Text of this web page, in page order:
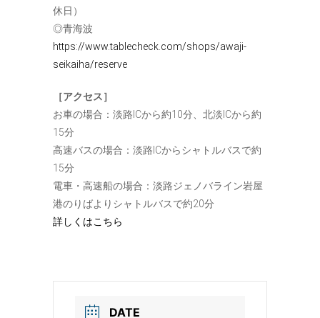
休日）
◎青海波
https://www.tablecheck.com/shops/awaji-
seikaiha/reserve
［アクセス］
お車の場合：淡路ICから約10分、北淡ICから約
15分
高速バスの場合：淡路ICからシャトルバスで約
15分
電車・高速船の場合：淡路ジェノバライン岩屋
港のりばよりシャトルバスで約20分
詳しくはこちら
DATE